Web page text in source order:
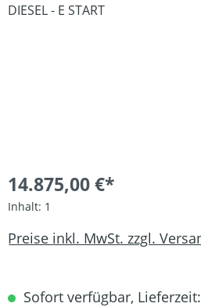
14.875,00 €*
Inhalt: 1
Preise inkl. MwSt. zzgl.
Sofort verfügbar,